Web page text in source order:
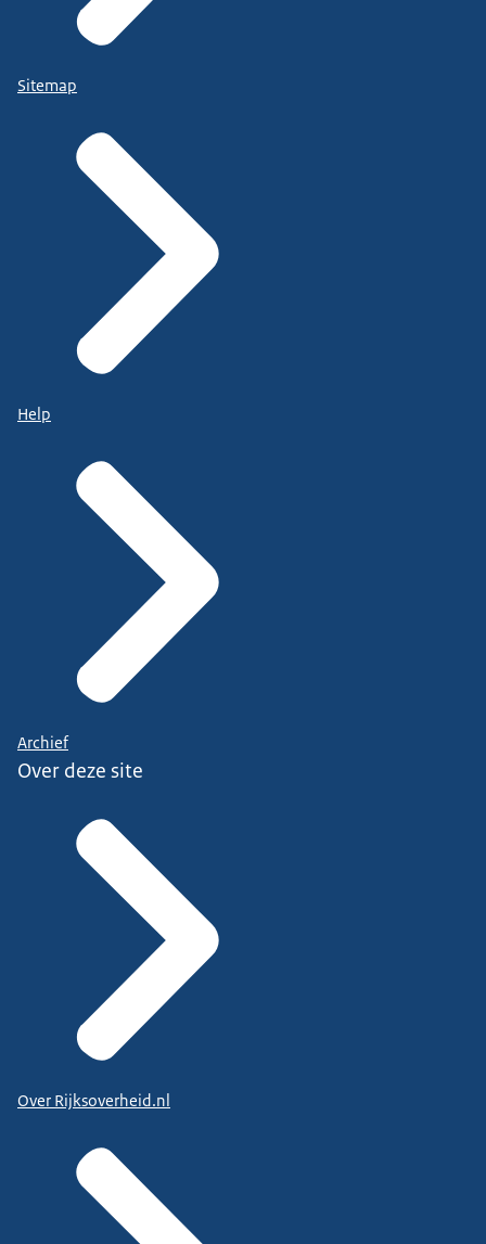
Sitemap
Help
Archief
Over deze site
Over Rijksoverheid.nl